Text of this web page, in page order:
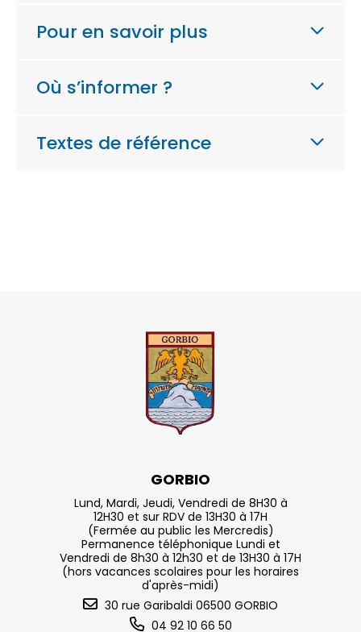
Pour en savoir plus
Où s’informer ?
Textes de référence
GORBIO
Lund, Mardi, Jeudi, Vendredi de 8H30 à
12H30 et sur RDV de 13H30 à 17H
(Fermée au public les Mercredis)
Permanence téléphonique Lundi et
Vendredi de 8h30 à 12h30 et de 13H30 à 17H
(hors vacances scolaires pour les horaires
d'après-midi)
30 rue Garibaldi 06500 GORBIO
04 92 10 66 50